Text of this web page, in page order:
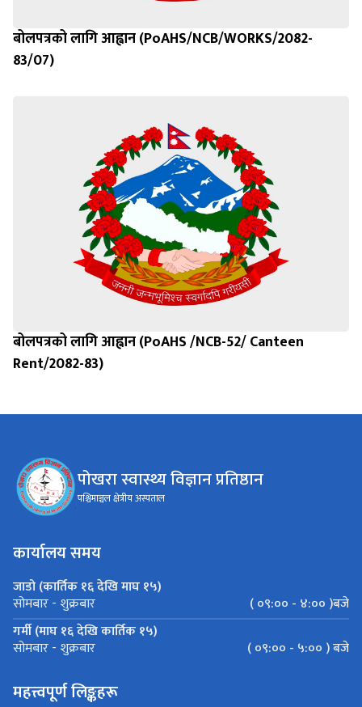
बोलपत्रको लागि आह्वान (PoAHS/NCB/WORKS/2082-
83/07)
बोलपत्रको लागि आह्वान (PoAHS /NCB-52/ Canteen
Rent/2082-83)
पोखरा स्वास्थ्य विज्ञान प्रतिष्ठान
पश्चिमाञ्चल क्षेत्रीय अस्पताल
कार्यालय समय
जाडो (कार्तिक १६ देखि माघ १५)
सोमबार - शुक्रबार
( ०९:०० - ४:०० )बजे
गर्मी (माघ १६ देखि कार्तिक १५)
सोमबार - शुक्रबार ( ०९:०० - ५:०० ) बजे
महत्त्वपूर्ण लिङ्कहरू